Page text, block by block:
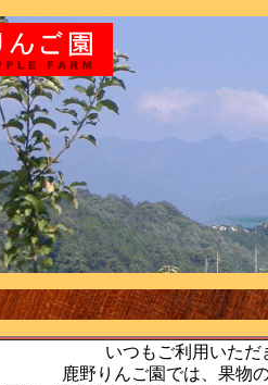
いつもご利用いた
鹿野りんご園では、果物